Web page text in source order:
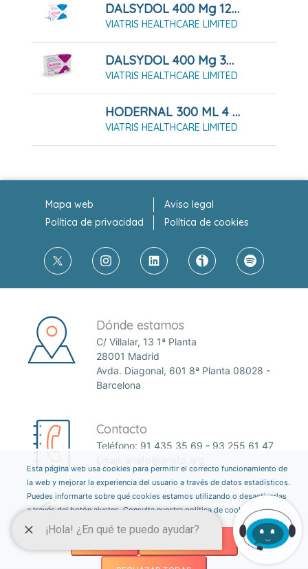
DALSYDOL 400 Mg 12 SOBRES SUSPENSION ORAL 10 Ml
VIATRIS HEALTHCARE LIMITED
DALSYDOL 400 Mg 30 COMPRIMIDOS RECUBIERTOS
VIATRIS HEALTHCARE LIMITED
HODERNAL 300 ML 4 G/5 ML SOLUCIÓN 300 ML
VIATRIS HEALTHCARE LIMITED
Mapa web
Aviso legal
Política de privacidad
Política de cookies
Dónde estamos
C/ Villalar, 13 1ª Planta
28001 Madrid
Avda. Diagonal, 601 8ª Planta 08028 -
Barcelona
Contacto
Teléfono: 91 435 35 69 - 93 255 61 47
Esta página web usa cookies para permitir el correcto funcionamiento de
la web y mejorar la experiencia del usuario a través de datos estadísticos.
Puedes informarte sobre qué cookies estamos utilizando o desactivarlas
a través del botón ajustes. Consulta nuestra política de cookiesaquí.